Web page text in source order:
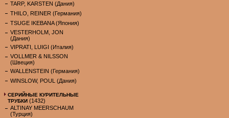
TARP, KARSTEN (Дания)
THILO, REINER (Германия)
TSUGE IKEBANA (Япония)
VESTERHOLM, JON
(Дания)
VIPRATI, LUIGI (Италия)
VOLLMER & NILSSON
(Швеция)
WALLENSTEIN (Германия)
WINSLOW, POUL (Дания)
СЕРИЙНЫЕ КУРИТЕЛЬНЫЕ
ТРУБКИ (1432)
ALTINAY MEERSCHAUM
(Турция)